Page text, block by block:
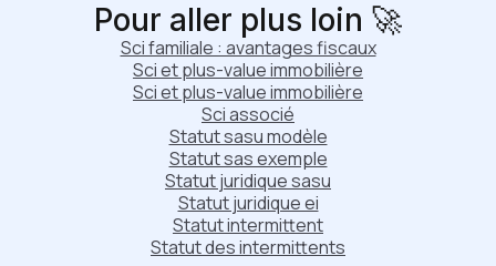
Pour aller plus loin 🚀
Sci familiale : avantages fiscaux
Sci et plus-value immobilière
Sci et plus-value immobilière
Sci associé
Statut sasu modèle
Statut sas exemple
Statut juridique sasu
Statut juridique ei
Statut intermittent
Statut des intermittents